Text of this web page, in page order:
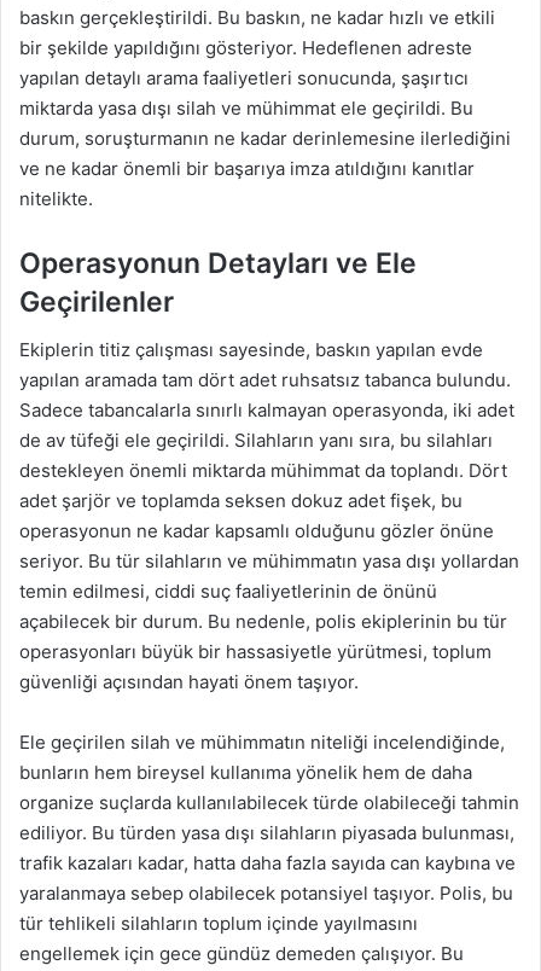
baskın gerçekleştirildi. Bu baskın, ne kadar hızlı ve etkili
bir şekilde yapıldığını gösteriyor. Hedeflenen adreste
yapılan detaylı arama faaliyetleri sonucunda, şaşırtıcı
miktarda yasa dışı silah ve mühimmat ele geçirildi. Bu
durum, soruşturmanın ne kadar derinlemesine ilerlediğini
ve ne kadar önemli bir başarıya imza atıldığını kanıtlar
nitelikte.
Operasyonun Detayları ve Ele
Geçirilenler
Ekiplerin titiz çalışması sayesinde, baskın yapılan evde
yapılan aramada tam dört adet ruhsatsız tabanca bulundu.
Sadece tabancalarla sınırlı kalmayan operasyonda, iki adet
de av tüfeği ele geçirildi. Silahların yanı sıra, bu silahları
destekleyen önemli miktarda mühimmat da toplandı. Dört
adet şarjör ve toplamda seksen dokuz adet fişek, bu
operasyonun ne kadar kapsamlı olduğunu gözler önüne
seriyor. Bu tür silahların ve mühimmatın yasa dışı yollardan
temin edilmesi, ciddi suç faaliyetlerinin de önünü
açabilecek bir durum. Bu nedenle, polis ekiplerinin bu tür
operasyonları büyük bir hassasiyetle yürütmesi, toplum
güvenliği açısından hayati önem taşıyor.
Ele geçirilen silah ve mühimmatın niteliği incelendiğinde,
bunların hem bireysel kullanıma yönelik hem de daha
organize suçlarda kullanılabilecek türde olabileceği tahmin
ediliyor. Bu türden yasa dışı silahların piyasada bulunması,
trafik kazaları kadar, hatta daha fazla sayıda can kaybına ve
yaralanmaya sebep olabilecek potansiyel taşıyor. Polis, bu
tür tehlikeli silahların toplum içinde yayılmasını
engellemek için gece gündüz demeden çalışıyor. Bu